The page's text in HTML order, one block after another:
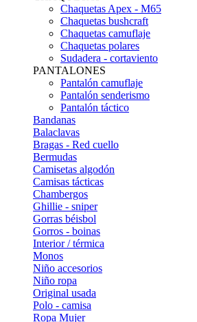
Chaquetas Apex - M65
Chaquetas bushcraft
Chaquetas camuflaje
Chaquetas polares
Sudadera - cortaviento
PANTALONES
Pantalón camuflaje
Pantalón senderismo
Pantalón táctico
Bandanas
Balaclavas
Bragas - Red cuello
Bermudas
Camisetas algodón
Camisas tácticas
Chambergos
Ghillie - sniper
Gorras béisbol
Gorros - boinas
Interior / térmica
Monos
Niño accesorios
Niño ropa
Original usada
Polo - camisa
Ropa Mujer